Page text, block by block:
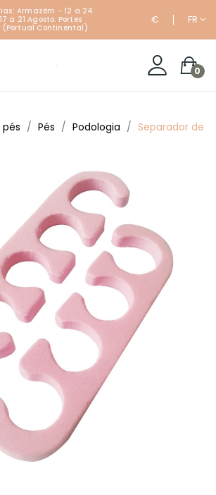
Armazém - 12 a 24
a 21 Agosto. Portes
(Portual Continental).
€ FR
0
pés Pés Podologia
Separador de